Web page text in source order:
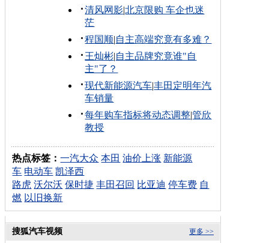
清风网影|北京限购 车企也迷
茫
程国顺|自主高端究竟有多难？
王灿彬|自主品牌究竟谁"自
主"了？
现代新能源汽车|丰田定明年汽
车销量
每年购车指标将动态调整|管欣
教授
热点标签：一汽大众 本田 油价上涨 新能源
车 电动车 凯泽西
路虎 沃尔沃 保时捷 丰田召回 比亚迪 停车费 自
燃 以旧换新
更多 >>
搜狐汽车视频